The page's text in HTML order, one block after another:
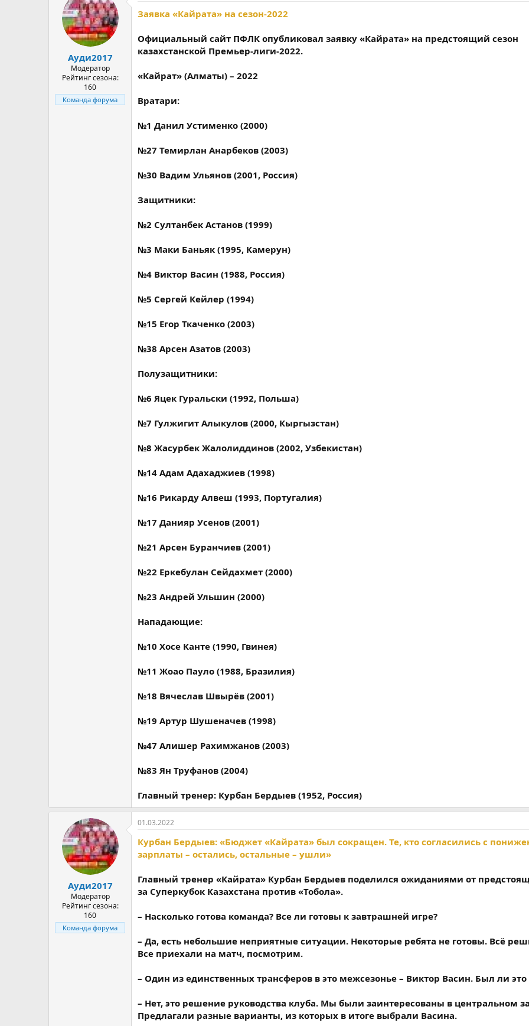
Ауди2017
Модератор
Рейтинг сезона:
160
Команда форума
Заявка «Кайрата» на сезон-2022
Официальный сайт ПФЛК опубликовал заявку «Кайрата» на предстоящий сезон
казахстанской Премьер-лиги-2022.
«Кайрат» (Алматы) – 2022
Вратари:
№1 Данил Устименко (2000)
№27 Темирлан Анарбеков (2003)
№30 Вадим Ульянов (2001, Россия)
Защитники:
№2 Султанбек Астанов (1999)
№3 Маки Баньяк (1995, Камерун)
№4 Виктор Васин (1988, Россия)
№5 Сергей Кейлер (1994)
№15 Егор Ткаченко (2003)
№38 Арсен Азатов (2003)
Полузащитники:
№6 Яцек Гуральски (1992, Польша)
№7 Гулжигит Алыкулов (2000, Кыргызстан)
№8 Жасурбек Жалолиддинов (2002, Узбекистан)
№14 Адам Адахаджиев (1998)
№16 Рикарду Алвеш (1993, Португалия)
№17 Данияр Усенов (2001)
№21 Арсен Буранчиев (2001)
№22 Еркебулан Сейдахмет (2000)
№23 Андрей Ульшин (2000)
Нападающие:
№10 Хосе Канте (1990, Гвинея)
№11 Жоао Пауло (1988, Бразилия)
№18 Вячеслав Швырёв (2001)
№19 Артур Шушеначев (1998)
№47 Алишер Рахимжанов (2003)
№83 Ян Труфанов (2004)
Главный тренер: Курбан Бердыев (1952, Россия)
Ауди2017
Модератор
Рейтинг сезона:
160
Команда форума
01.03.2022
Курбан Бердыев: «Бюджет «Кайрата» был сокращен. Те, кто согласились с
зарплаты – остались, остальные – ушли»
Главный тренер «Кайрата» Курбан Бердыев поделился ожиданиями от
за Суперкубок Казахстана против «Тобола».
– Насколько готова команда? Все ли готовы к завтрашней игре?
– Да, есть небольшие неприятные ситуации. Некоторые ребята не готовы. Всё
Все приехали на матч, посмотрим.
– Один из единственных трансферов в это межсезонье – Виктор Васин. Был ли
– Нет, это решение руководства клуба. Мы были заинтересованы в центральном
Предлагали разные варианты, из которых в итоге выбрали Васина.